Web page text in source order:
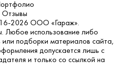
Отзывы
2026 ООО «Гараж».
Любое использование либо
подборки материалов сайта,
допускается лишь с
и только со ссылкой на